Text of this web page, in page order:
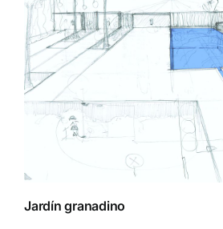
Jardín granadino